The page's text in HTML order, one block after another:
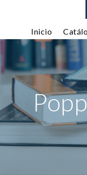
Inicio